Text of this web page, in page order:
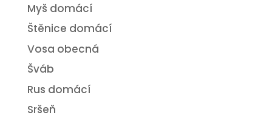
Myš domácí
Štěnice domácí
Vosa obecná
Šváb
Rus domácí
Sršeň